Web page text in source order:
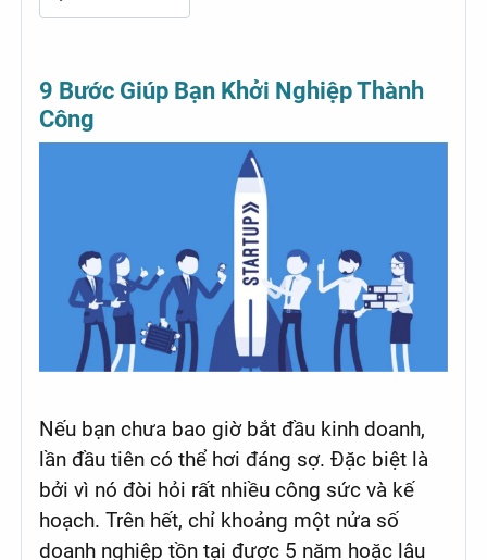
9 Bước Giúp Bạn Khởi Nghiệp Thành
Công
Nếu bạn chưa bao giờ bắt đầu kinh doanh,
lần đầu tiên có thể hơi đáng sợ. Đặc biệt là
bởi vì nó đòi hỏi rất nhiều công sức và kế
hoạch. Trên hết, chỉ khoảng một nửa số
doanh nghiệp tồn tại được 5 năm hoặc lâu